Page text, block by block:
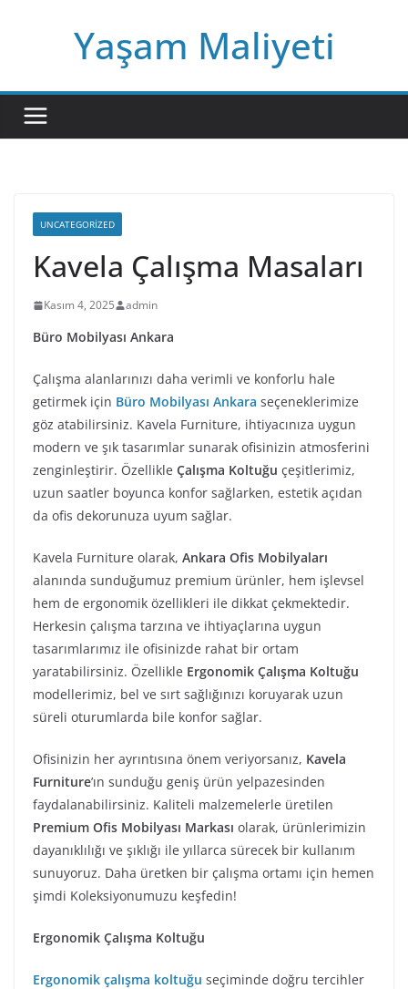
Yaşam Maliyeti
UNCATEGORIZED
Kavela Çalışma Masaları
Kasım 4, 2025 admin
Büro Mobilyası Ankara
Çalışma alanlarınızı daha verimli ve konforlu hale
getirmek için Büro Mobilyası Ankara seçeneklerimize
göz atabilirsiniz. Kavela Furniture, ihtiyacınıza uygun
modern ve şık tasarımlar sunarak ofisinizin atmosferini
zenginleştirir. Özellikle Çalışma Koltuğu çeşitlerimiz,
uzun saatler boyunca konfor sağlarken, estetik açıdan
da ofis dekorunuza uyum sağlar.
Kavela Furniture olarak, Ankara Ofis Mobilyaları
alanında sunduğumuz premium ürünler, hem işlevsel
hem de ergonomik özellikleri ile dikkat çekmektedir.
Herkesin çalışma tarzına ve ihtiyaçlarına uygun
tasarımlarımız ile ofisinizde rahat bir ortam
yaratabilirsiniz. Özellikle Ergonomik Çalışma Koltuğu
modellerimiz, bel ve sırt sağlığınızı koruyarak uzun
süreli oturumlarda bile konfor sağlar.
Ofisinizin her ayrıntısına önem veriyorsanız, Kavela
Furniture’ın sunduğu geniş ürün yelpazesinden
faydalanabilirsiniz. Kaliteli malzemelerle üretilen
Premium Ofis Mobilyası Markası olarak, ürünlerimizin
dayanıklılığı ve şıklığı ile yıllarca sürecek bir kullanım
sunuyoruz. Daha üretken bir çalışma ortamı için hemen
şimdi Koleksiyonumuzu keşfedin!
Ergonomik Çalışma Koltuğu
Ergonomik çalışma koltuğu seçiminde doğru tercihler